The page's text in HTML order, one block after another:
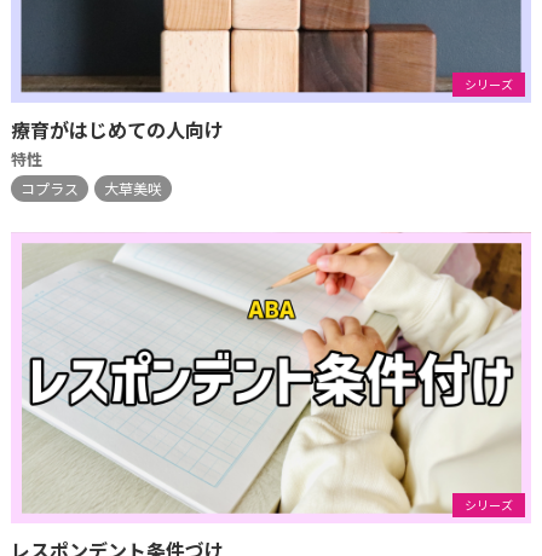
シリーズ
療育がはじめての人向け
特性
コプラス 大草美咲
シリーズ